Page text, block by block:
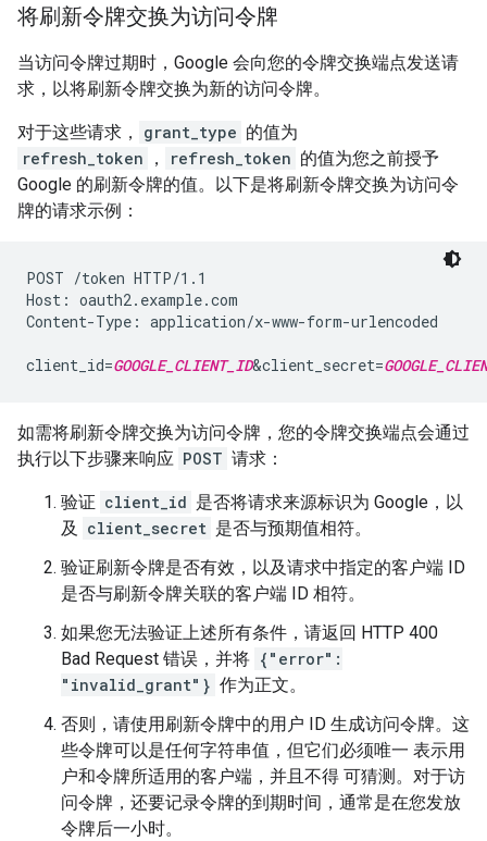
将刷新令牌交换为访问令牌
当访问令牌过期时，Google 会向您的令牌交换端点发送请
求，以将刷新令牌交换为新的访问令牌。
对于这些请求， grant_type 的值为
refresh_token
， refresh_token 的值为您之前授予
Google 的刷新令牌的值。以下是将刷新令牌交换为访问令
牌的请求示例：
POST /token HTTP/1.1
Host: oauth2.example.com
Content-Type: application/x-www-form-urlencoded
client_id=GOOGLE_CLIENT_ID&client_secret=
如需将刷新令牌交换为访问令牌，您的令牌交换端点会通过
执行以下步骤来响应 POST 请求：
验证 client_id 是否将请求来源标识为 Google，以
及
client_secret 是否与预期值相符。
验证刷新令牌是否有效，以及请求中指定的客户端 ID
是否与刷新令牌关联的客户端 ID 相符。
如果您无法验证上述所有条件，请返回 HTTP 400
Bad Request 错误，并将 {"error":
"invalid_grant"} 作为正文。
否则，请使用刷新令牌中的用户 ID 生成访问令牌。这
些令牌可以是任何字符串值，但它们必须唯一 表示用
户和令牌所适用的客户端，并且不得 可猜测。对于访
问令牌，还要记录令牌的到期时间，通常是在您发放
令牌后一小时。